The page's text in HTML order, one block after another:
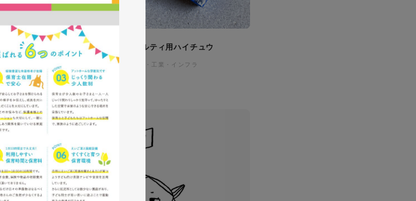
株式会社吉和田浜松様 ノベルティ用ハイチュウ
#メーカー・製造業・工業・インフラ
#ノベルティデザイン